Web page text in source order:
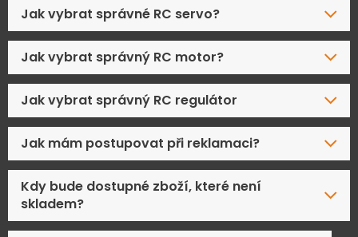
Jak vybrat správné RC servo?
Jak vybrat správný RC motor?
Jak vybrat správný RC regulátor
Jak mám postupovat při reklamaci?
Kdy bude dostupné zboží, které není
skladem?